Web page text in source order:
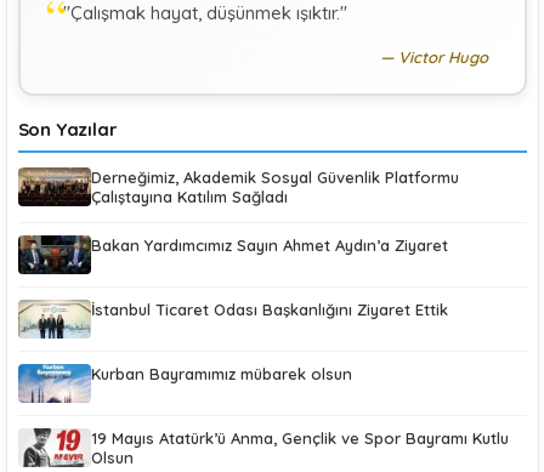
KÜBRA KOÇ
"Çalışmak hayat, düşünmek ışıktır."
Victor Hugo
Son Yazılar
Derneğimiz, Akademik Sosyal Güvenlik Platformu
Çalıştayına Katılım Sağladı
Bakan Yardımcımız Sayın Ahmet Aydın’a Ziyaret
İstanbul Ticaret Odası Başkanlığını Ziyaret Ettik
Kurban Bayramımız mübarek olsun
19 Mayıs Atatürk’ü Anma, Gençlik ve Spor Bayramı Kutlu
Olsun